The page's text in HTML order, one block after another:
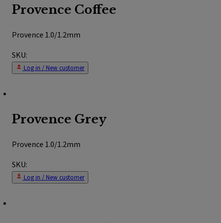
Provence Coffee
Provence 1.0/1.2mm
SKU:
Log in / New customer
Provence Grey
Provence 1.0/1.2mm
SKU:
Log in / New customer